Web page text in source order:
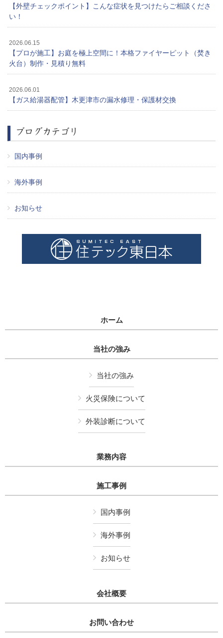
【外壁チェックポイント】こんな症状を見つけたらご相談くださ
い！
2026.06.15
【プロが施工】お庭を極上空間に！本格ファイヤーピット（焚き
火台）制作・見積り無料
2026.06.01
【ガス給湯器配管】木更津市の漏水修理・保護材交換
ブログカテゴリ
国内事例
海外事例
お知らせ
ホーム
当社の強み
当社の強み
火災保険について
外装診断について
業務内容
施工事例
国内事例
海外事例
お知らせ
会社概要
お問い合わせ